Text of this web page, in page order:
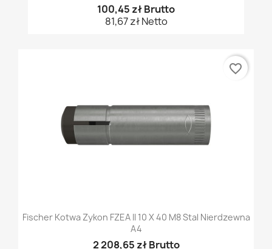
100,45 zł Brutto
81,67 zł Netto
Fischer Kotwa Zykon FZEA II 10 X 40 M8 Stal Nierdzewna
A4
2 208,65 zł Brutto
favorite_border